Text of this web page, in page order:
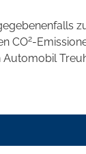
CO2-
Automobil